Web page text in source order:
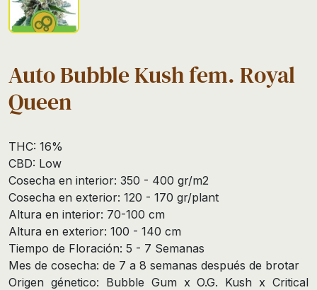
Auto Bubble Kush fem. Royal
Queen
THC: 16%
CBD: Low
Cosecha en interior: 350 - 400 gr/m2
Cosecha en exterior: 120 - 170 gr/plant
Altura en interior: 70-100 cm
Altura en exterior: 100 - 140 cm
Tiempo de Floración: 5 - 7 Semanas
Mes de cosecha: de 7 a 8 semanas después de brotar
Origen génetico: Bubble Gum x O.G. Kush x Critical